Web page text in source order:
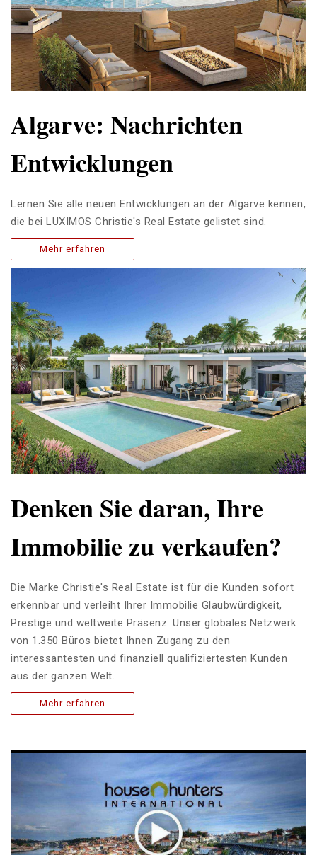
Algarve: Nachrichten
Entwicklungen
Lernen Sie alle neuen Entwicklungen an der Algarve kennen,
die bei LUXIMOS Christie's Real Estate gelistet sind.
Mehr erfahren
Denken Sie daran, Ihre
Immobilie zu verkaufen?
Die Marke Christie's Real Estate ist für die Kunden sofort
erkennbar und verleiht Ihrer Immobilie Glaubwürdigkeit,
Prestige und weltweite Präsenz. Unser globales Netzwerk
von 1.350 Büros bietet Ihnen Zugang zu den
interessantesten und finanziell qualifiziertesten Kunden
aus der ganzen Welt.
Mehr erfahren